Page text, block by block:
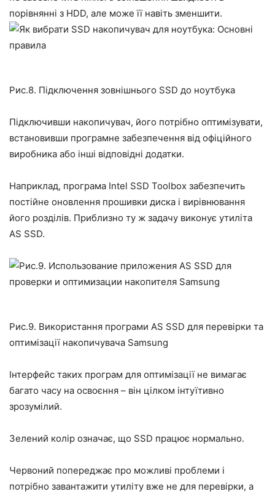
порівнянні з HDD, але може її навіть зменшити.
Рис.8. Підключення зовнішнього SSD до ноутбука
Підключивши накопичувач, його потрібно оптимізувати,
встановивши програмне забезпечення від офіційного
виробника або інші відповідні додатки.
Наприклад, програма Intel SSD Toolbox забезпечить
постійне оновлення прошивки диска і вирівнювання
його розділів. Приблизно ту ж задачу виконує утиліта
AS SSD.
Рис.9. Використання програми AS SSD для перевірки та
оптимізації накопичувача Samsung
Інтерфейс таких програм для оптимізації не вимагає
багато часу на освоєння – він цілком інтуїтивно
зрозумілий.
Зелений колір означає, що SSD працює нормально.
Червоний попереджає про можливі проблеми і
потрібно завантажити утиліту вже не для перевірки, а